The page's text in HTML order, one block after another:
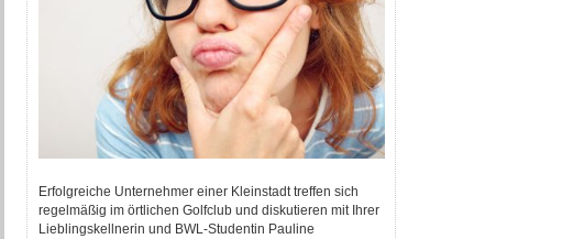
Erfolgreiche Unternehmer einer Kleinstadt treffen sich
regelmäßig im örtlichen Golfclub und diskutieren mit Ihrer
Lieblingskellnerin und BWL-Studentin Pauline